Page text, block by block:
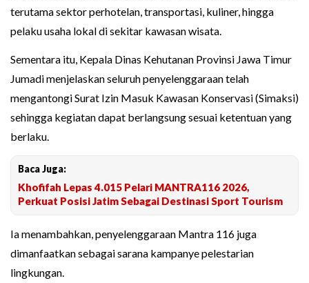
terutama sektor perhotelan, transportasi, kuliner, hingga
pelaku usaha lokal di sekitar kawasan wisata.
Sementara itu, Kepala Dinas Kehutanan Provinsi Jawa Timur
Jumadi menjelaskan seluruh penyelenggaraan telah
mengantongi Surat Izin Masuk Kawasan Konservasi (Simaksi)
sehingga kegiatan dapat berlangsung sesuai ketentuan yang
berlaku.
Baca Juga:
Khofifah Lepas 4.015 Pelari MANTRA116 2026,
Perkuat Posisi Jatim Sebagai Destinasi Sport Tourism
Ia menambahkan, penyelenggaraan Mantra 116 juga
dimanfaatkan sebagai sarana kampanye pelestarian
lingkungan.